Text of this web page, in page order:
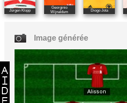
Jürgen Klopp
Georginio
Wijnaldum
Diogo Jota
Image générée